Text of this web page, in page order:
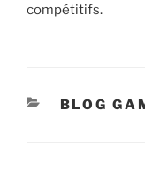
compétitifs.
BLOG